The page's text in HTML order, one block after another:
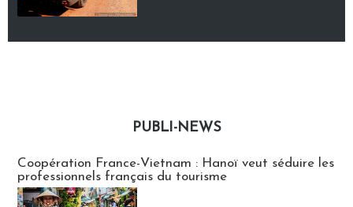
PUBLI-NEWS
Coopération France-Vietnam : Hanoï veut séduire les
professionnels français du tourisme